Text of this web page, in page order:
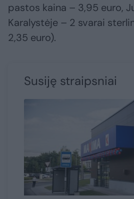
pastos kaina – 3,95 euro,
Karalystėje – 2 svarai
2,35 euro).
Susiję straipsniai